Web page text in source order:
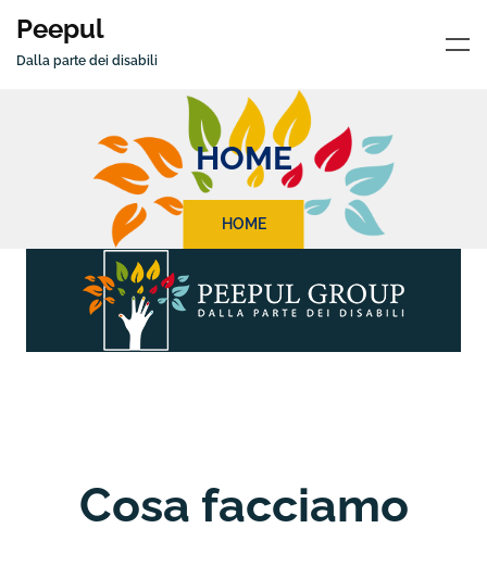
Peepul
Dalla parte dei disabili
HOME
HOME
Cosa facciamo